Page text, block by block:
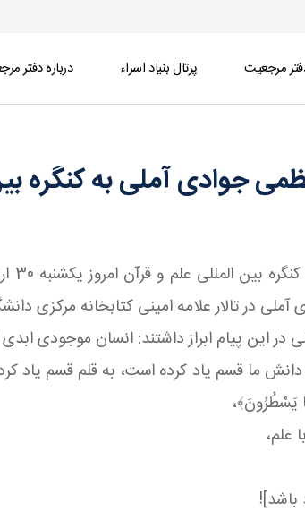
مرجعیت پرتال بنیاد اسراء درباره دفتر
جوادی آملی به کنگره
در تالار علامه امینی کتابخانه مرکزی
در این پیام ابراز داشتند: انسان موجودی
ما قسم یاد کرده است، به قلم قسم یاد
يَسْطُرُونَ﴾،
علم،
باشد]!